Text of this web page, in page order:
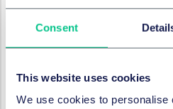
Consent
This website uses cookies
We use cookies to personalise
TECHNOLOGIE, MEDIEN
reguliert | Tech
#April 2022